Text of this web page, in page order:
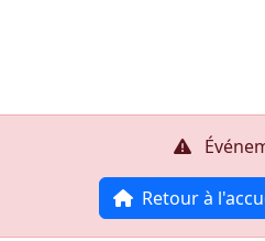
Retour à